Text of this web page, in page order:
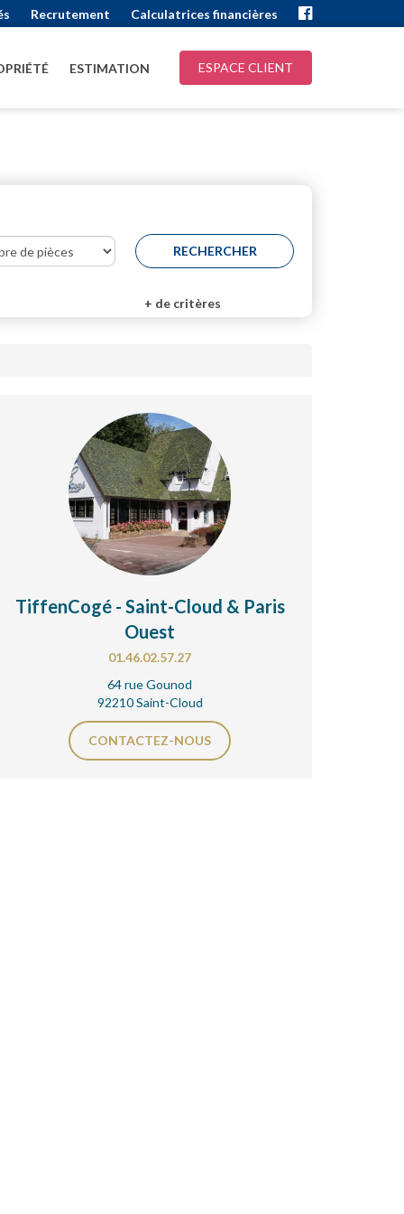
Recrutement Calculatrices financières
ESTIMATION ESPACE CLIENT
+ de critères
TiffenCogé - Saint-Cloud & Paris
Ouest
01.46.02.57.27
64 rue Gounod
92210 Saint-Cloud
CONTACTEZ-NOUS